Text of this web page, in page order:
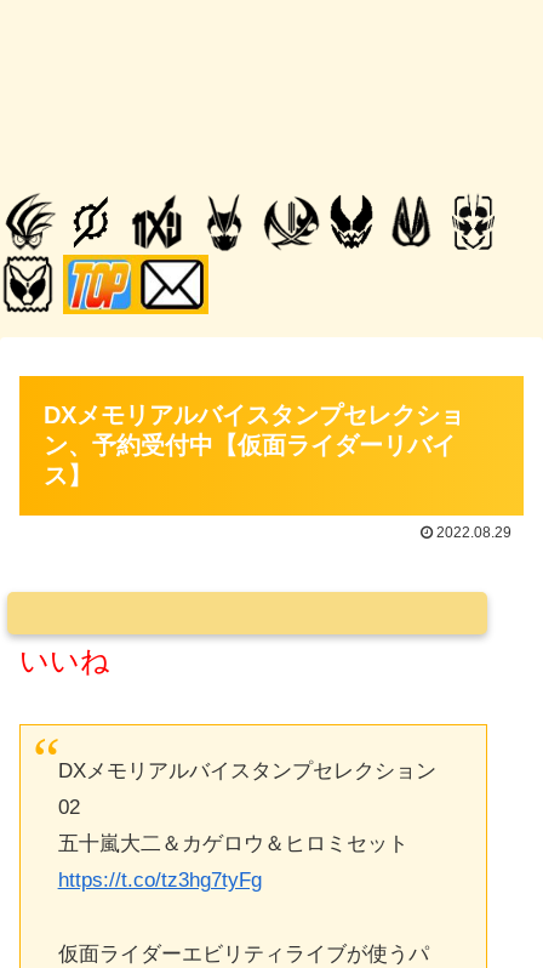
DXメモリアルバイスタンプセレクショ
ン、予約受付中【仮面ライダーリバイ
ス】
2022.08.29
いいね
DXメモリアルバイスタンプセレクション
02
五十嵐大二＆カゲロウ＆ヒロミセット
https://t.co/tz3hg7tyFg
仮面ライダーエビリティライブが使うパ